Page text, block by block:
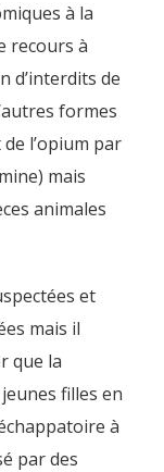
à la
recours à
d’interdits de
formes
l’opium par
mais
animales
et
mais il
que la
filles en
à
par des